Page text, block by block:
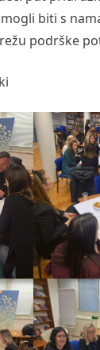
biti s
podrške